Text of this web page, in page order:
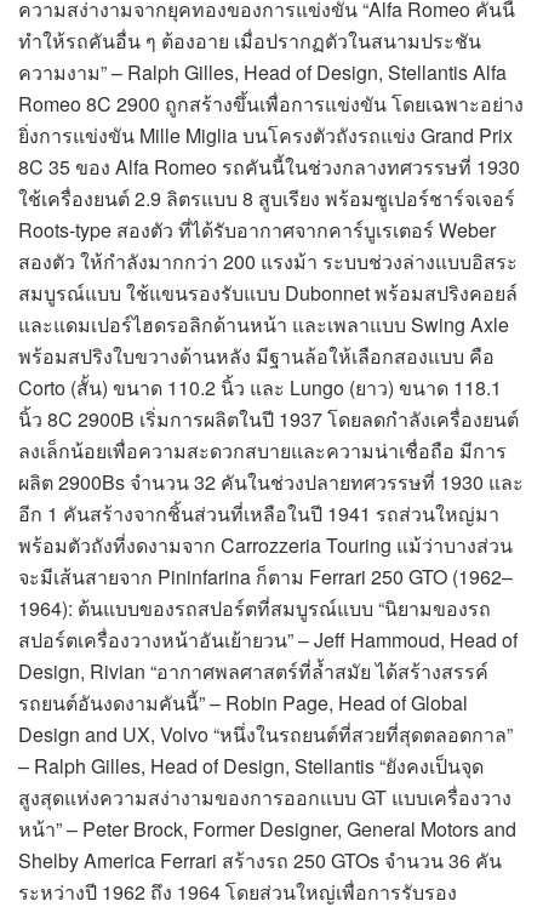
ความสง่างามจากยุคทองของการแข่งขัน “Alfa Romeo คันนี้
ทำให้รถคันอื่น ๆ ต้องอาย เมื่อปรากฏตัวในสนามประชัน
ความงาม” – Ralph Gilles, Head of Design, Stellantis Alfa
Romeo 8C 2900 ถูกสร้างขึ้นเพื่อการแข่งขัน โดยเฉพาะอย่าง
ยิ่งการแข่งขัน Mille Miglia บนโครงตัวถังรถแข่ง Grand Prix
8C 35 ของ Alfa Romeo รถคันนี้ในช่วงกลางทศวรรษที่ 1930
ใช้เครื่องยนต์ 2.9 ลิตรแบบ 8 สูบเรียง พร้อมซูเปอร์ชาร์จเจอร์
Roots-type สองตัว ที่ได้รับอากาศจากคาร์บูเรเตอร์ Weber
สองตัว ให้กำลังมากกว่า 200 แรงม้า ระบบช่วงล่างแบบอิสระ
สมบูรณ์แบบ ใช้แขนรองรับแบบ Dubonnet พร้อมสปริงคอยล์
และแดมเปอร์ไฮดรอลิกด้านหน้า และเพลาแบบ Swing Axle
พร้อมสปริงใบขวางด้านหลัง มีฐานล้อให้เลือกสองแบบ คือ
Corto (สั้น) ขนาด 110.2 นิ้ว และ Lungo (ยาว) ขนาด 118.1
นิ้ว 8C 2900B เริ่มการผลิตในปี 1937 โดยลดกำลังเครื่องยนต์
ลงเล็กน้อยเพื่อความสะดวกสบายและความน่าเชื่อถือ มีการ
ผลิต 2900Bs จำนวน 32 คันในช่วงปลายทศวรรษที่ 1930 และ
อีก 1 คันสร้างจากชิ้นส่วนที่เหลือในปี 1941 รถส่วนใหญ่มา
พร้อมตัวถังที่งดงามจาก Carrozzeria Touring แม้ว่าบางส่วน
จะมีเส้นสายจาก Pininfarina ก็ตาม Ferrari 250 GTO (1962–
1964): ต้นแบบของรถสปอร์ตที่สมบูรณ์แบบ “นิยามของรถ
สปอร์ตเครื่องวางหน้าอันเย้ายวน” – Jeff Hammoud, Head of
Design, Rivian “อากาศพลศาสตร์ที่ล้ำสมัย ได้สร้างสรรค์
รถยนต์อันงดงามคันนี้” – Robin Page, Head of Global
Design and UX, Volvo “หนึ่งในรถยนต์ที่สวยที่สุดตลอดกาล”
– Ralph Gilles, Head of Design, Stellantis “ยังคงเป็นจุด
สูงสุดแห่งความสง่างามของการออกแบบ GT แบบเครื่องวาง
หน้า” – Peter Brock, Former Designer, General Motors and
Shelby America Ferrari สร้างรถ 250 GTOs จำนวน 36 คัน
ระหว่างปี 1962 ถึง 1964 โดยส่วนใหญ่เพื่อการรับรอง